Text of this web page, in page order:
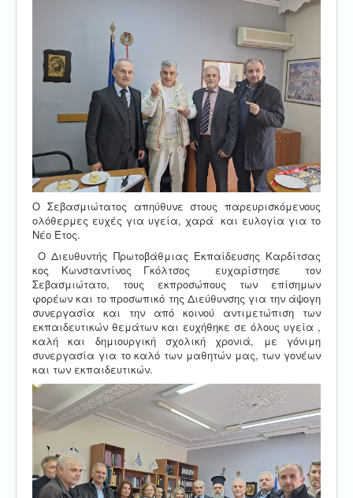
Ο Σεβασμιώτατος απηύθυνε στους παρευρισκόμενους
ολόθερμες ευχές για υγεία, χαρά και ευλογία για το
Νέο Έτος.
Ο Διευθυντής Πρωτοβάθμιας Εκπαίδευσης Καρδίτσας
κος Κωνσταντίνος Γκόλτσος ευχαρίστησε τον
Σεβασμιώτατο, τους εκπροσώπους των επίσημων
φορέων και το προσωπικό της Διεύθυνσης για την άψογη
συνεργασία και την από κοινού αντιμετώπιση των
εκπαιδευτικών θεμάτων και ευχήθηκε σε όλους υγεία ,
καλή και δημιουργική σχολική χρονιά, με γόνιμη
συνεργασία για το καλό των μαθητών μας, των γονέων
και των εκπαιδευτικών.